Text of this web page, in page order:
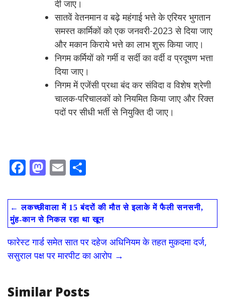
दी जाए।
सातवें वेतनमान व बढ़े महंगाई भत्ते के एरियर भुगतान
समस्त कार्मिकों को एक जनवरी-2023 से दिया जाए
और मकान किराये भत्ते का लाभ शुरू किया जाए।
निगम कर्मियों को गर्मी व सर्दी का वर्दी व प्रदूषण भत्ता
दिया जाए।
निगम में एजेंसी प्रथा बंद कर संविदा व विशेष श्रेणी
चालक-परिचालकों को नियमित किया जाए और रिक्त
पदों पर सीधी भर्ती से नियुक्ति दी जाए।
F
e
b
o
o
k
M
to
d
o
n
E
ai
l
ar
e
← लकच्छीवाला में 15 बंदरों की मौत से इलाके में फैली सनसनी,
मुंह-कान से निकल रहा था खून
फारेस्ट गार्ड समेत सात पर दहेज अधिनियम के तहत मुकदमा दर्ज,
ससुराल पक्ष पर मारपीट का आरोप →
Similar Posts